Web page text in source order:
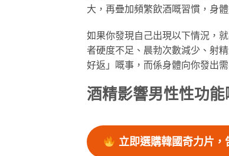
大，再疊加頻繁飲酒嘅習慣，身
如果你發現自己出現以下情況，
者硬度不足、晨勃次數減少、射
好返」嘅事，而係身體向你發出
酒精影響男性性功能
立即選購韓國奇力片，